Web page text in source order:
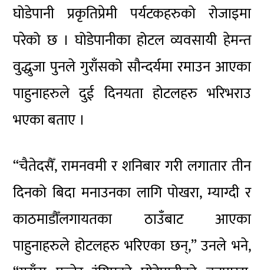
घोडेपानी प्रकृतिप्रेमी पर्यटकहरुको रोजाइमा
परेको छ । घोडेपानीका होटल व्यवसायी हेमन्त
वुद्धुजा पुनले गुराँसको सौन्दर्यमा रमाउन आएका
पाहुनाहरुले दुई दिनयता होटलहरु भरिभराउ
भएका बताए ।
“चैतेदसैँ, रामनवमी र शनिबार गरी लगातार तीन
दिनको बिदा मनाउनका लागि पोखरा, म्याग्दी र
काठमाडौँलगायतका ठाउँबाट आएका
पाहुनाहरुले होटलहरु भरिएका छन्,” उनले भने,